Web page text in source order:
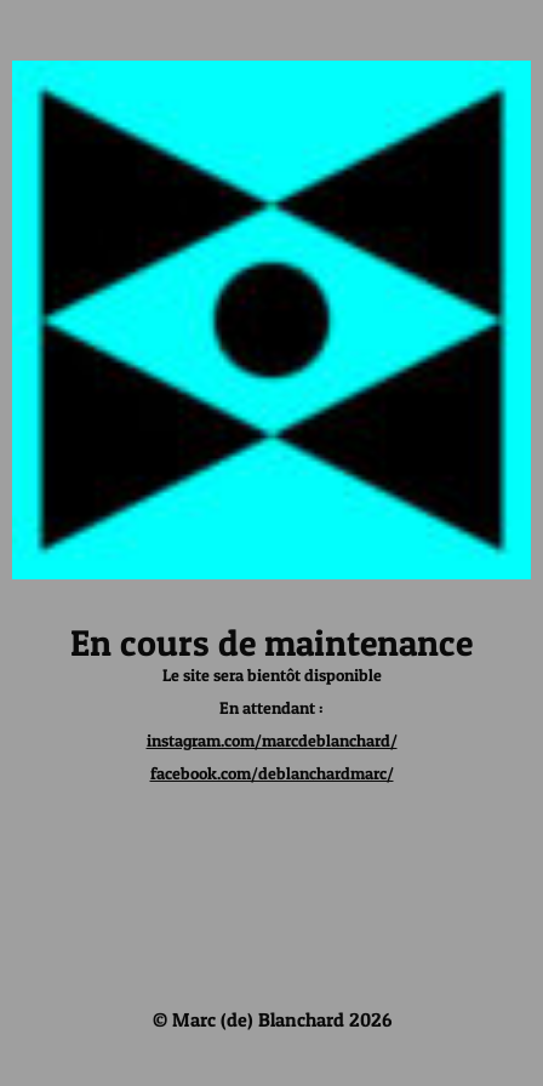
En cours de maintenance
Le site sera bientôt disponible
En attendant :
instagram.com/marcdeblanchard/
facebook.com/deblanchardmarc/
© Marc (de) Blanchard 2026